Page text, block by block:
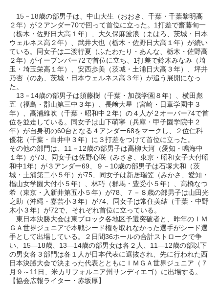
15－18歳の部男子は、中山大生（おおき、千葉・千葉黎明高
２年）が２アンダー70で回って首位に立った。1打差で齋藤旬一
（栃木・佐野日大高１年）、大久保麻波浪（まはろ、茨城・日本
ウェルネス高２年）、武井大也（栃木・佐野日大高１年）が続い
ている。同女子は二渡行夏（ふたわたり・あんな、栃木・佐野高
２年）がイーブンパー72で首位に立ち、1打差で鈴木みなみ（埼
玉・埼玉栄高１年）、安西歩美（茨城・土浦日大高３年）、坪井
乃杏（のあ、茨城・日本ウェルネス高３年）が追う展開になっ
た。
13－14歳の部男子は須藤樹（千葉・加茂学園８年）、横田彪
五（福島・郡山第三中３年）、長﨑大星（宮崎・日章学園中３
年）、高浦維吹（千葉・昭和中２年）の４人が２オーバー74で首
位を並走している。同女子は山下萌寧（兵庫・甲子園学院中２
年）が自身初の60台となる４アンダー68をマークし、２位仁科
優花（千葉・白井中３年）に３打差をつけて首位に立った。
その他の部門は、11－12歳の部男子は高柳大河（愛知・鳴海中
１年）が73、同女子は佐野心咲（みさき、東京・昭和女子大付昭
和中1年）が３アンダー69、９－10歳の部男子は石塚大和（茨
城・土浦第二小５年）が75、同女子は新居瑞笠（みかさ、愛知・
椙山女学園大付小５年）、林巧（群馬・豊受小５年）、高橋なつ
希（東京・入新井第五小５年）が78、７－８歳の部男子は山田光
之助（沖縄・嘉芸小３年）が74、同女子は常住美結（千葉・中野
木小３年）が72で、それぞれ首位に立っている。
東日本決勝大会は東ブロック各地区予選突破者と、昨年のＩＭ
ＧＡ世界ジュニアで本戦シード権を取れなかった選手がシード選
手として出場している。２日間36ホールの合計ストロークで争
い、15―18歳、13―14歳の部男女は各２人、11―12歳の部以下
の男女各３部門は各１人が日本代表に選抜され、先に行われた西
日本決勝大会で決まった代表とともにＩＭＧＡ世界ジュニア（７
月９～11日、米カリフォルニア州サンディエゴ）に出場する。
【協会広報ライター・赤坂厚】